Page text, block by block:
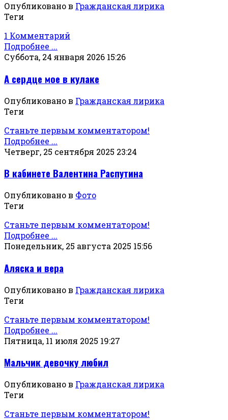
Опубликовано в Гражданская лирика
Теги
1 Комментарий
Подробнее ...
Суббота, 24 января 2026 15:26
А сердце мое в кулаке
Опубликовано в Гражданская лирика
Теги
Станьте первым комментатором!
Подробнее ...
Четверг, 25 сентября 2025 23:24
В кабинете Валентина Распутина
Опубликовано в Фото
Теги
Станьте первым комментатором!
Подробнее ...
Понедельник, 25 августа 2025 15:56
Аляска и вера
Опубликовано в Гражданская лирика
Теги
Станьте первым комментатором!
Подробнее ...
Пятница, 11 июля 2025 19:27
Мальчик девочку любил
Опубликовано в Гражданская лирика
Теги
Станьте первым комментатором!